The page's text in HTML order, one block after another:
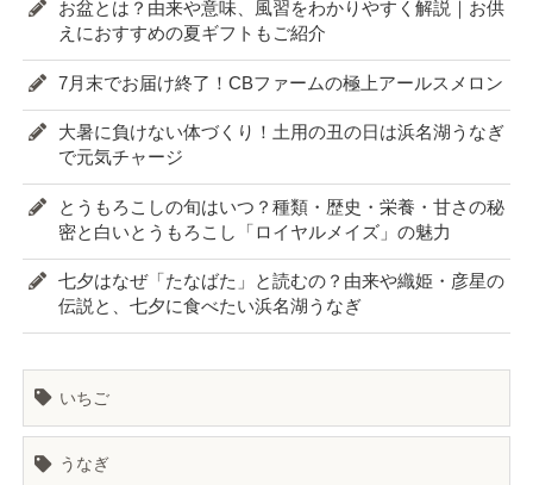
お盆とは？由来や意味、風習をわかりやすく解説｜お供
えにおすすめの夏ギフトもご紹介
7月末でお届け終了！CBファームの極上アールスメロン
大暑に負けない体づくり！土用の丑の日は浜名湖うなぎ
で元気チャージ
とうもろこしの旬はいつ？種類・歴史・栄養・甘さの秘
密と白いとうもろこし「ロイヤルメイズ」の魅力
七夕はなぜ「たなばた」と読むの？由来や織姫・彦星の
伝説と、七夕に食べたい浜名湖うなぎ
いちご
うなぎ